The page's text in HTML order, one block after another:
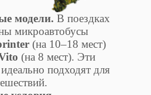
модели. В поездках
микроавтобусы
(на 10–18 мест)
(на 8 мест). Эти
подходят для